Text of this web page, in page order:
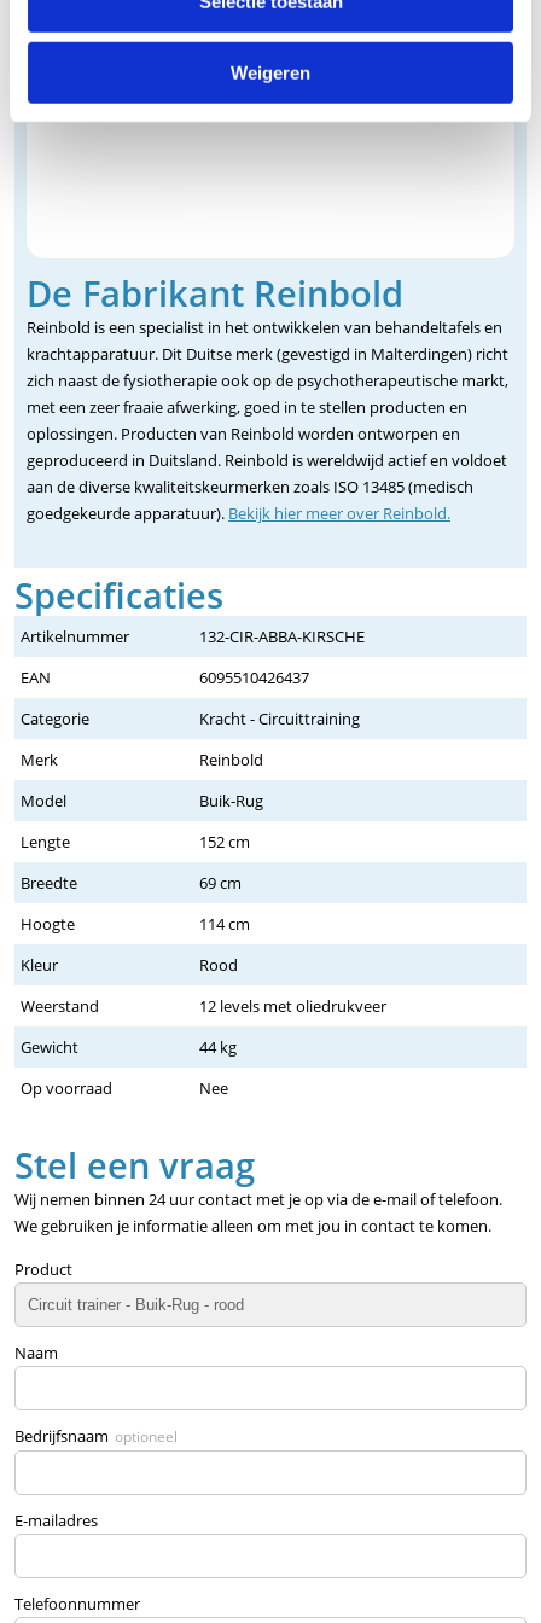
Weigeren
De Fabrikant Reinbold
Reinbold is een specialist in het ontwikkelen van behandeltafels en
krachtapparatuur. Dit Duitse merk (gevestigd in Malterdingen) richt
zich naast de fysiotherapie ook op de psychotherapeutische markt,
met een zeer fraaie afwerking, goed in te stellen producten en
oplossingen. Producten van Reinbold worden ontworpen en
geproduceerd in Duitsland. Reinbold is wereldwijd actief en voldoet
aan de diverse kwaliteitskeurmerken zoals ISO 13485 (medisch
goedgekeurde apparatuur). Bekijk hier meer over Reinbold.
Specificaties
Artikelnummer
132-CIR-ABBA-KIRSCHE
EAN
6095510426437
Categorie
Kracht - Circuittraining
Merk
Reinbold
Model
Buik-Rug
Lengte
152 cm
Breedte
69 cm
Hoogte
114 cm
Kleur
Rood
Weerstand
12 levels met oliedrukveer
Gewicht
44 kg
Op voorraad
Nee
Stel een vraag
Wij nemen binnen 24 uur contact met je op via de e-mail of telefoon.
We gebruiken je informatie alleen om met jou in contact te komen.
Product
Naam
Bedrijfsnaam optioneel
E-mailadres
Telefoonnummer